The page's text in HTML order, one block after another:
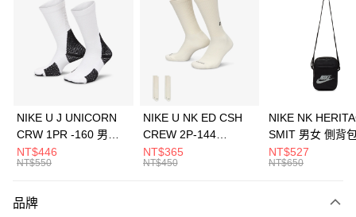
3 期 0 利率 每期 21家銀行
合作金庫商業銀行
第一商業銀行
華南商業銀行
彰化商業銀行
上海商業儲蓄銀行
元大商業銀行
台灣樂天信用卡公司
Apple Pay
全盈+PAY
AFTEE先享後付
【關於「AFTEE先享後付」】
NIKE U J UNICORN
CRW 1PR -160 男女
中統襪 FZ3393100
NT$446
NT$550
NIKE U NK ED CSH
CREW 2P-144
EMBRDY 男女 短統襪
FZ3073133
NT$365
NT$450
NIKE NK
SMIT 男女 側背
BA5871010
NT$527
NT$650
品牌